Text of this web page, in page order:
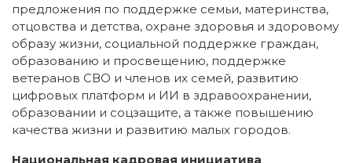
предложения по поддержке семьи, материнства,
отцовства и детства, охране здоровья и здоровому
образу жизни, социальной поддержке граждан,
образованию и просвещению, поддержке
ветеранов СВО и членов их семей, развитию
цифровых платформ и ИИ в здравоохранении,
образовании и соцзащите, а также повышению
качества жизни и развитию малых городов.
Национальная кадровая инициатива